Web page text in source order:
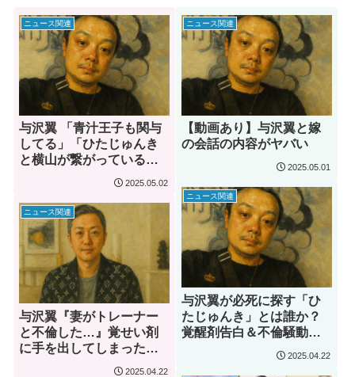
ニュース関連
与沢翼 「青汁王子も関与
してる」「ひたじゅんき
と横山が繋がっている」
…衝撃の暴露が話題に
2025.05.02
ニュース関連
【動画あり】与沢翼と嫁
の会話の内容がヤバい
2025.05.01
ニュース関連
与沢翼が必死に探す「ひ
たじゅんき」とは誰か？
覚醒剤告白＆不倫騒動の
裏側を徹底解説！
2025.04.22
ニュース関連
与沢翼『妻がトレーナー
と不倫した…』覚せい剤
に手を出してしまった一
部始終を配信で暴露
2025.04.22